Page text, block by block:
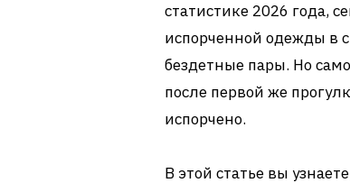
статистике 2026 года,
испорченной одежды в
бездетные пары. Но
после первой же
испорчено.
В этой статье вы